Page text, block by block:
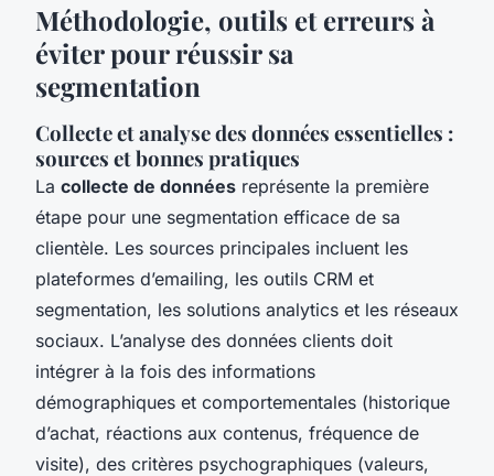
Méthodologie, outils et erreurs à
éviter pour réussir sa
segmentation
Collecte et analyse des données essentielles :
sources et bonnes pratiques
La collecte de données représente la première
étape pour une segmentation efficace de sa
clientèle. Les sources principales incluent les
plateformes d’emailing, les outils CRM et
segmentation, les solutions analytics et les réseaux
sociaux. L’analyse des données clients doit
intégrer à la fois des informations
démographiques et comportementales (historique
d’achat, réactions aux contenus, fréquence de
visite), des critères psychographiques (valeurs,